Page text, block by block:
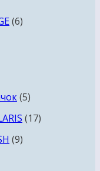
66
55
товаров
1717
99